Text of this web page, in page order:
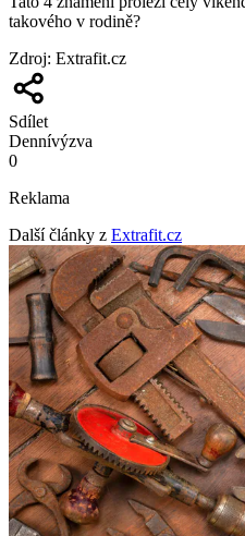
takového v rodině?
Zdroj: Extrafit.cz
Sdílet
Dennívýzva
0
Reklama
Další články z Extrafit.cz